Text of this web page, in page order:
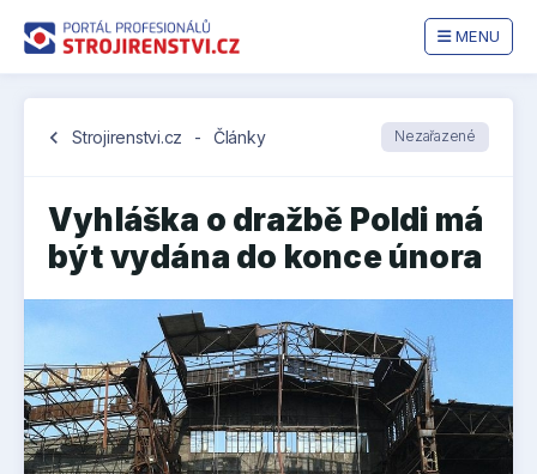
MENU
chevron_left Strojirenstvi.cz - Články Nezařazené
Vyhláška o dražbě Poldi má
být vydána do konce února